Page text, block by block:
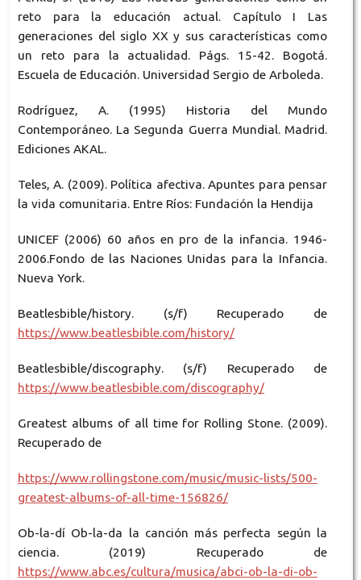
reto para la educación actual. Capítulo I Las
generaciones del siglo XX y sus características como
un reto para la actualidad. Págs. 15-42. Bogotá.
Escuela de Educación. Universidad Sergio de Arboleda.
Rodríguez, A. (1995) Historia del Mundo
Contemporáneo. La Segunda Guerra Mundial. Madrid.
Ediciones AKAL.
Teles, A. (2009). Política afectiva. Apuntes para pensar
la vida comunitaria. Entre Ríos: Fundación la Hendija
UNICEF (2006) 60 años en pro de la infancia. 1946-
2006.Fondo de las Naciones Unidas para la Infancia.
Nueva York.
Beatlesbible/history. (s/f) Recuperado de
https://www.beatlesbible.com/history/
Beatlesbible/discography. (s/f) Recuperado de
https://www.beatlesbible.com/discography/
Greatest albums of all time for Rolling Stone. (2009).
Recuperado de
https://www.rollingstone.com/music/music-lists/500-
greatest-albums-of-all-time-156826/
Ob-la-dí Ob-la-da la canción más perfecta según la
ciencia. (2019) Recuperado de
https://www.abc.es/cultura/musica/abci-ob-la-di-ob-